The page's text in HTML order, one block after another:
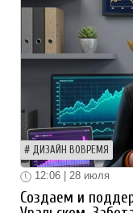
ДИЗАЙН ВОВРЕМЯ
12:06 | 28 июля
Создаем и